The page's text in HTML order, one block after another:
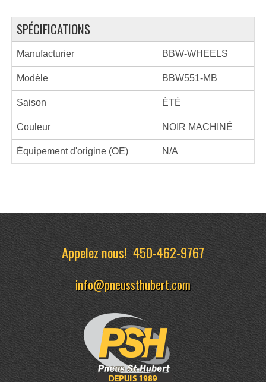
SPÉCIFICATIONS
Manufacturier BBW-WHEELS
Modèle BBW551-MB
Saison ÉTÉ
Couleur NOIR MACHINÉ
Équipement d'origine (OE) N/A
Appelez nous!450-462-9767
info@pneussthubert.com